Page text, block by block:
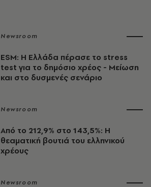
Newsroom
ESM: Η Ελλάδα πέρασε το stress
test για το δημόσιο χρέος - Μείωση
και στο δυσμενές σενάριο
Newsroom
Από το 212,9% στο 143,5%: Η
θεαματική βουτιά του ελληνικού
χρέους
Newsroom